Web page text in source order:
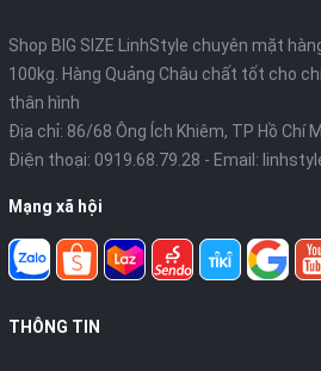
Shop BIG SIZE LinhStyle chuyên mặt
100kg. Hàng Quảng Châu chất tốt cho
thân hình
Địa chỉ: 86/68 Ông Ích Khiêm, TP Hồ Chí
Điện thoại: 0919.68.79.28 - Email:
Mạng xã hội
THÔNG TIN